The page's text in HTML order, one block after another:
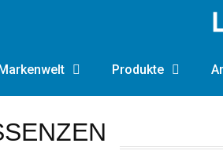
Produkte